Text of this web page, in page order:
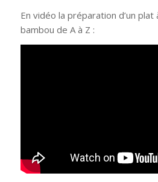
En vidéo la préparation d’un
bambou de A à Z :